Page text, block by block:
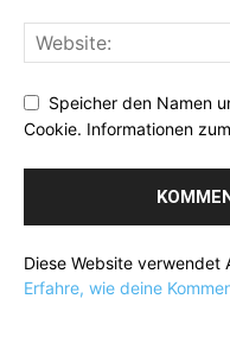
Speicher den Namen
Cookie. Informationen
Diese Website verwendet
Erfahre, wie deine